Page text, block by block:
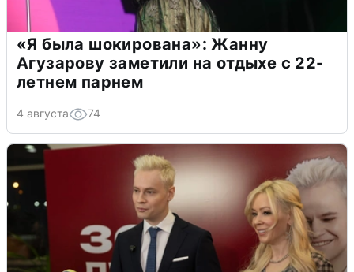
«Я была шокирована»: Жанну
Агузарову заметили на отдыхе с 22-
летнем парнем
4 августа 74